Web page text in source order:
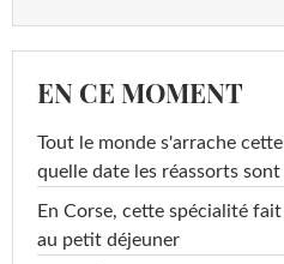
EN CE MOMENT
Tout le monde s'arrache
quelle date les réassorts
En Corse, cette spécialité
au petit déjeuner